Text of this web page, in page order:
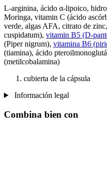
L-arginina, ácido α-lipoico,
Moringa, vitamin C (ácido
verde, algas AFA, citrato de
cuspidatum), vitamin B5 (D-
(Piper nigrum), vitamina B6
(tiamina), ácido
(metilcobalamina)
cubierta de la cápsula
Información legal
Combina bien con